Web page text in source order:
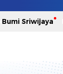
Bumi Sriwijaya